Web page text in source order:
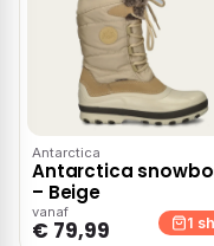
Antarctica
Antarctica
– Beige
vanaf
€ 79,99 1